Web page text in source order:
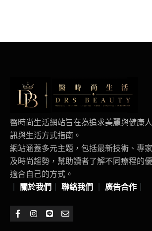
醫時尚生活網站旨在為追求美麗與健康
訊與生活方式指南。
網站涵蓋多元主題，包括最新技術、專
及時尚趨勢，幫助讀者了解不同療程的
適合自己的方式。
關於我們 聯絡我們 廣告合作